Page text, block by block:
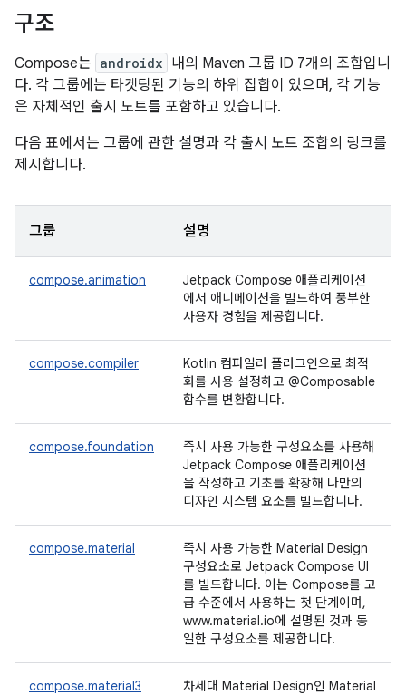
구조
Compose는 androidx 내의 Maven 그룹 ID 7개의 조합입니
다. 각 그룹에는 타겟팅된 기능의 하위 집합이 있으며, 각 기능
은 자체적인 출시 노트를 포함하고 있습니다.
다음 표에서는 그룹에 관한 설명과 각 출시 노트 조합의 링크를
제시합니다.
그룹 설명
compose.animation
Jetpack Compose 애플리케이션
에서 애니메이션을 빌드하여 풍부한
사용자 경험을 제공합니다.
compose.compiler
Kotlin 컴파일러 플러그인으로 최적
화를 사용 설정하고 @Composable
함수를 변환합니다.
compose.foundation
즉시 사용 가능한 구성요소를 사용해
Jetpack Compose 애플리케이션
을 작성하고 기초를 확장해 나만의
디자인 시스템 요소를 빌드합니다.
compose.material
즉시 사용 가능한 Material Design
구성요소로 Jetpack Compose UI
를 빌드합니다. 이는 Compose를 고
급 수준에서 사용하는 첫 단계이며,
www.material.io에 설명된 것과 동
일한 구성요소를 제공합니다.
compose.material3
차세대 Material Design인 Material